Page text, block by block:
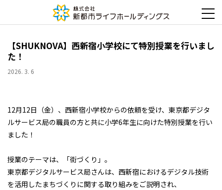
【SHUKNOVA】西新宿小学校にて特別授業を行いまし
た！
2026. 3. 6
12月12日（金）、西新宿小学校からの依頼を受け、東京都デジタ
ルサービス局の職員の方と共に小学6年生に向けた特別授業を行い
ました！
授業のテーマは、「街づくり」。
東京都デジタルサービス局さんは、西新宿におけるデジタル技術
を活用したまちづくりに関する取り組みをご説明され、